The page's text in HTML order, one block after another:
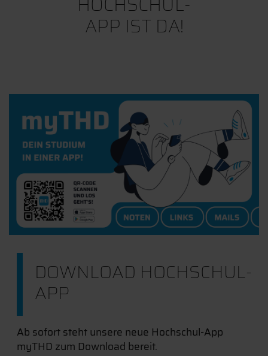
APP IST DA!
DOWNLOAD HOCHSCHUL-
APP
Ab sofort steht unsere neue Hochschul-App
myTHD zum Download bereit.